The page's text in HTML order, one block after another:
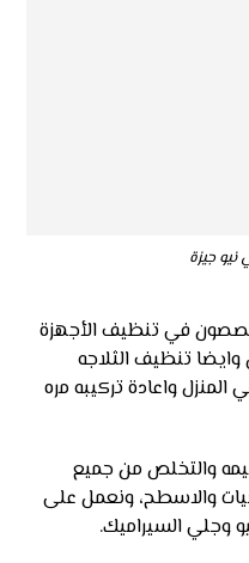
جيزة
في تنظيف الأجهزة
تنظيف الثلاجه
المنزل واعادة تركيبه مره
والتخلص من جميع
والاسطح، ونعمل على
وجلي السيراميك.